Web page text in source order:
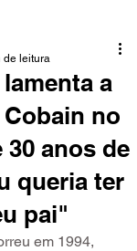
a
no
anos de
queria ter
pai"
de leitura
em 1994,